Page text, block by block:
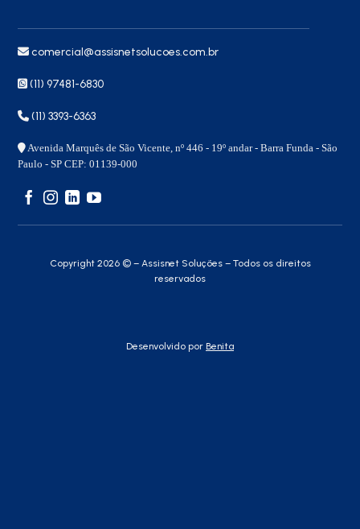
comercial@assisnetsolucoes.com.br
(11) 97481-6830
(11) 3393-6363
Avenida Marquês de São Vicente, nº 446 - 19º andar - Barra Funda - São
Paulo - SP CEP: 01139-000
Copyright 2026 © – Assisnet Soluções – Todos os direitos
reservados
Desenvolvido por Benita